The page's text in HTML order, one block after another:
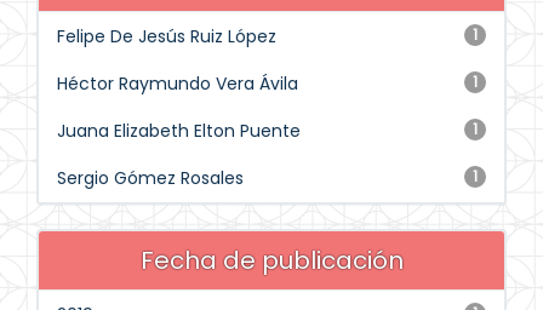
1
Felipe De Jesús Ruiz López
1
Héctor Raymundo Vera Ávila
1
Juana Elizabeth Elton Puente
1
Sergio Gómez Rosales
Fecha de publicación